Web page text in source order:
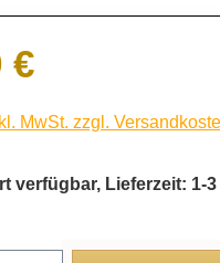
Preis:
€
MwSt. zzgl.
verfügbar, Lieferzeit: 1-3